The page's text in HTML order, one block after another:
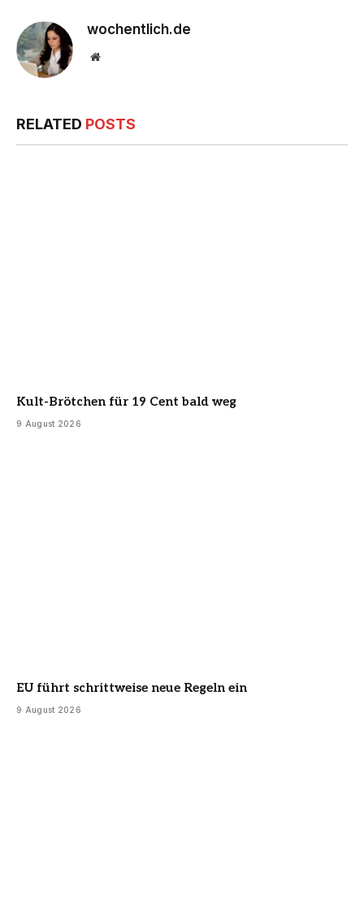
wochentlich.de
Website
RELATED POSTS
Kult-Brötchen für 19 Cent bald weg
9 August 2026
EU führt schrittweise neue Regeln ein
9 August 2026